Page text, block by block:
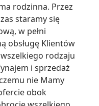
rodzinna. Przez
staramy się
w pełni
obsługę Klientów
rodzaju
i sprzedaż
nie Mamy
obok